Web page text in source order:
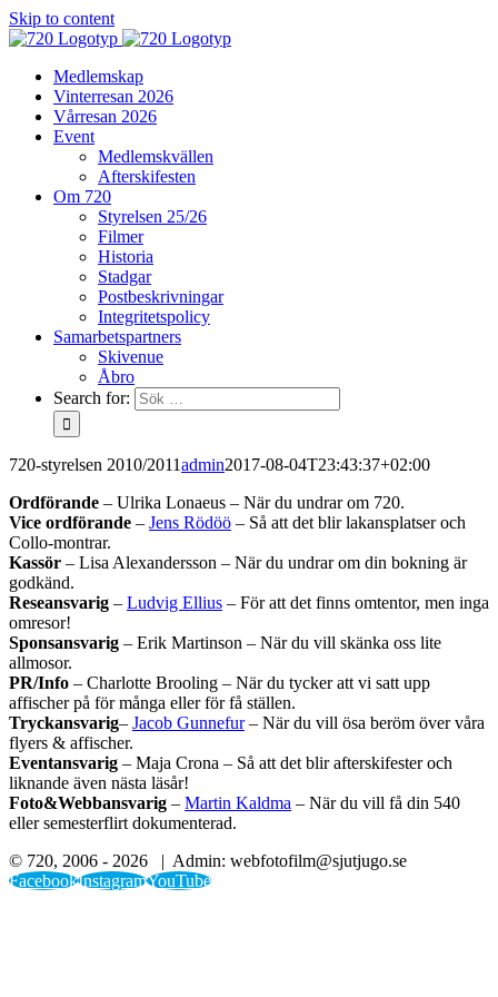
Skip to content
Medlemskap
Vinterresan 2026
Vårresan 2026
Event
Medlemskvällen
Afterskifesten
Om 720
Styrelsen 25/26
Filmer
Historia
Stadgar
Postbeskrivningar
Integritetspolicy
Samarbetspartners
Skivenue
Åbro
Search for:
720-styrelsen 2010/2011admin2017-08-04T23:43:37+02:00
Ordförande – Ulrika Lonaeus – När du undrar om 720.
Vice ordförande – Jens Rödöö – Så att det blir lakansplatser och
Collo-montrar.
Kassör – Lisa Alexandersson – När du undrar om din bokning är
godkänd.
Reseansvarig – Ludvig Ellius – För att det finns omtentor, men inga
omresor!
Sponsansvarig – Erik Martinson – När du vill skänka oss lite
allmosor.
PR/Info – Charlotte Brooling – När du tycker att vi satt upp
affischer på för många eller för få ställen.
Tryckansvarig– Jacob Gunnefur– När du vill ösa beröm över våra
flyers & affischer.
Eventansvarig – Maja Crona – Så att det blir afterskifester och
liknande även nästa läsår!
Foto&Webbansvarig – Martin Kaldma – När du vill få din 540
eller semesterflirt dokumenterad.
© 720, 2006 - 2026 | Admin: webfotofilm@sjutjugo.se
FacebookInstagramYouTube